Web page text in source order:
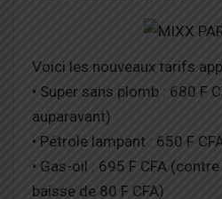
Voici les nouveaux tarifs
• Super sans plomb : 680 F
auparavant)
• Pétrole lampant : 650 F
• Gas-oil : 695 F CFA
baisse de 80 F CFA)